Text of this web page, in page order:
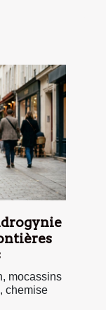
mocassins
chemise